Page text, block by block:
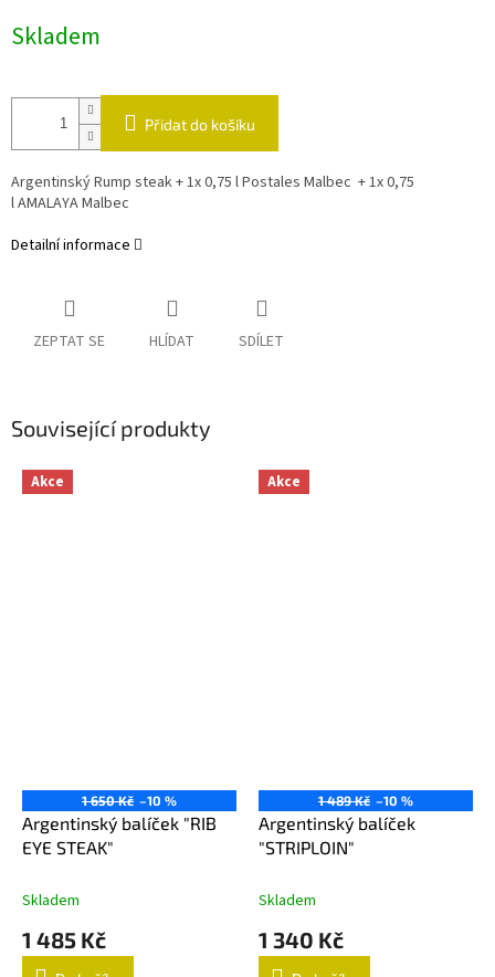
cena:
Skladem
Přidat do košíku
Argentinský Rump steak + 1x 0,75 l Postales Malbec + 1x 0,75
lAMALAYA Malbec
Detailní informace
ZEPTAT SE HLÍDAT SDÍLET
Související produkty
Akce
1 650 Kč –10 %
Argentinský balíček "RIB
EYE STEAK"
Skladem
1 485 Kč
Akce
1 489 Kč –10 %
Argentinský balíček
"STRIPLOIN"
Skladem
1 340 Kč